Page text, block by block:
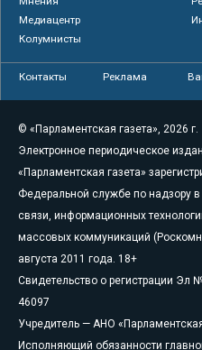
Медиацентр
Колумнисты
Контакты Реклама
© «Парламентская газета», 2026 г.
Электронное периодическое
«Парламентская газета»
Федеральной службе по надзору
связи, информационных
массовых коммуникаций
августа 2011 года. 18+
Свидетельство о регистрации Эл
46097
Учредитель — АНО
Исполняющий обязанности